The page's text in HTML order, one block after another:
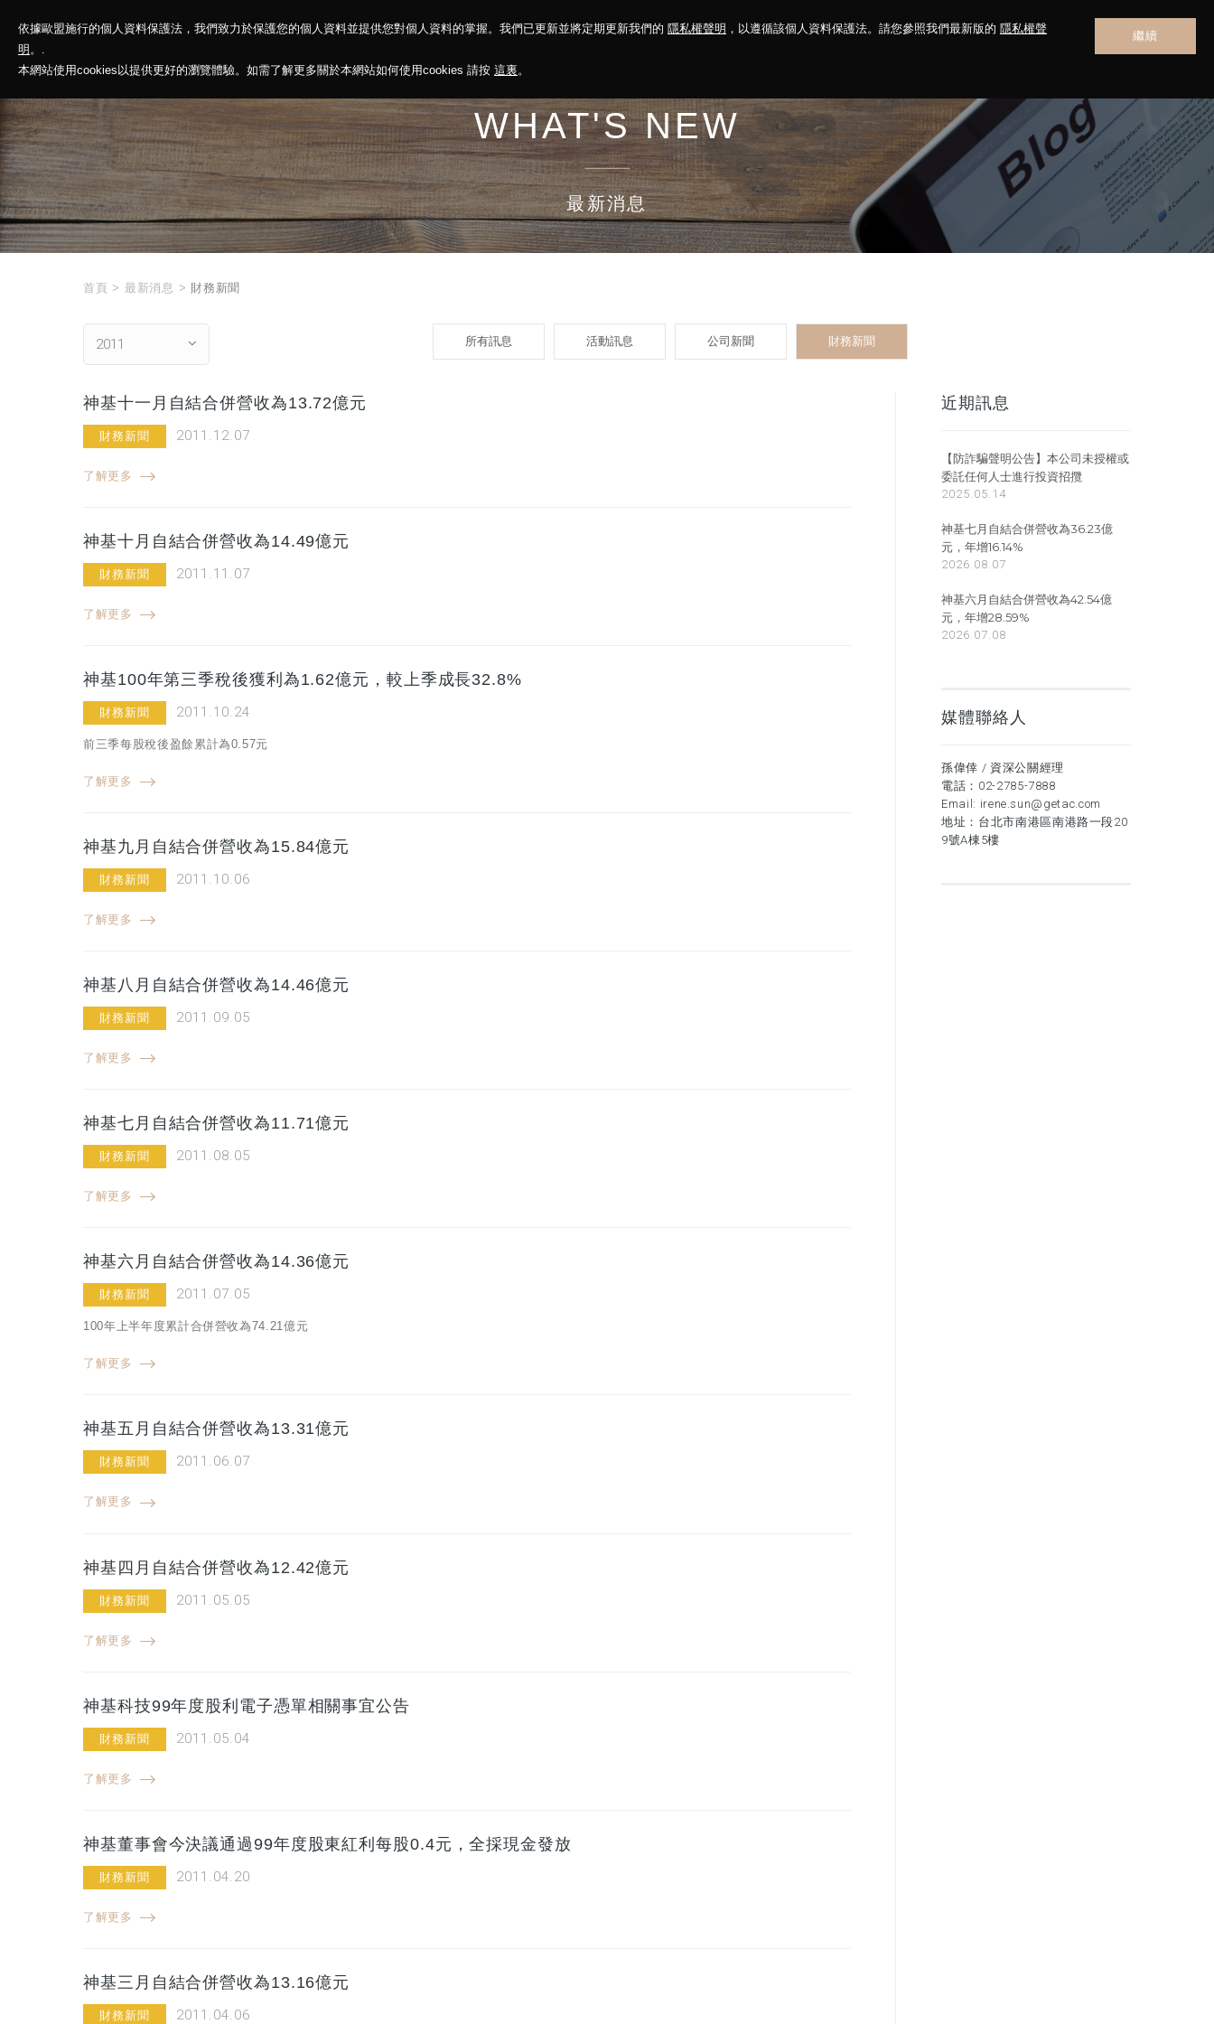
依據歐盟施行的個人資料保護法，我們致力於保護您的個人資料並提供您對個人資料的掌握。我們已更新並將定期更新我們的 隱私權聲明 ，以遵循該個人資料保護法。請您參照我們最新版的 隱私權聲
明 。.
本網站使用cookies以提供更好的瀏覽體驗。如需了解更多關於本網站如何使用cookies 請按 這裏。
繼續
神基投控 解決方案 永續報告 投資人關係 菁英招募 最新消息 聯絡我們
WHAT'S NEW
最新消息
首頁 > 最新消息 > 財務新聞
2011 所有訊息 活動訊息 公司新聞 財務新聞
神基十一月自結合併營收為13.72億元
財務新聞 2011.12.07
了解更多
神基十月自結合併營收為14.49億元
財務新聞 2011.11.07
了解更多
神基100年第三季稅後獲利為1.62億元，較上季成長32.8%
財務新聞 2011.10.24
前三季每股稅後盈餘累計為0.57元
了解更多
神基九月自結合併營收為15.84億元
財務新聞 2011.10.06
了解更多
神基八月自結合併營收為14.46億元
財務新聞 2011.09.05
了解更多
神基七月自結合併營收為11.71億元
財務新聞 2011.08.05
了解更多
神基六月自結合併營收為14.36億元
財務新聞 2011.07.05
100年上半年度累計合併營收為74.21億元
了解更多
神基五月自結合併營收為13.31億元
財務新聞 2011.06.07
了解更多
神基四月自結合併營收為12.42億元
財務新聞 2011.05.05
了解更多
神基科技99年度股利電子憑單相關事宜公告
財務新聞 2011.05.04
了解更多
神基董事會今決議通過99年度股東紅利每股0.4元，全採現金發放
財務新聞 2011.04.20
了解更多
神基三月自結合併營收為13.16億元
財務新聞 2011.04.06
近期訊息
【防詐騙聲明公告】本公司未授權或
委託任何人士進行投資招攬
2025.05.14
神基七月自結合併營收為36.23億
元，年增16.14%
2026.08.07
神基六月自結合併營收為42.54億
元，年增28.59%
2026.07.08
媒體聯絡人
孫偉倖 / 資深公關經理
電話： 02-2785-7888
Email: irene.sun@getac.com
地址：台北市南港區南港路一段20
9號A棟5樓